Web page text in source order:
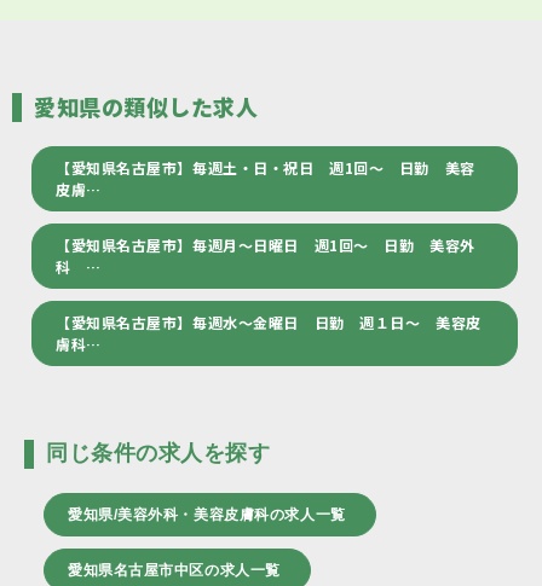
愛知県の類似した求人
【愛知県名古屋市】毎週土・日・祝日 週1回～ 日勤 美容
皮膚…
【愛知県名古屋市】毎週月～日曜日 週1回～ 日勤 美容外
科 …
【愛知県名古屋市】毎週水～金曜日 日勤 週１日～ 美容皮
膚科…
同じ条件の求人を探す
愛知県/美容外科・美容皮膚科の求人一覧
愛知県名古屋市中区の求人一覧